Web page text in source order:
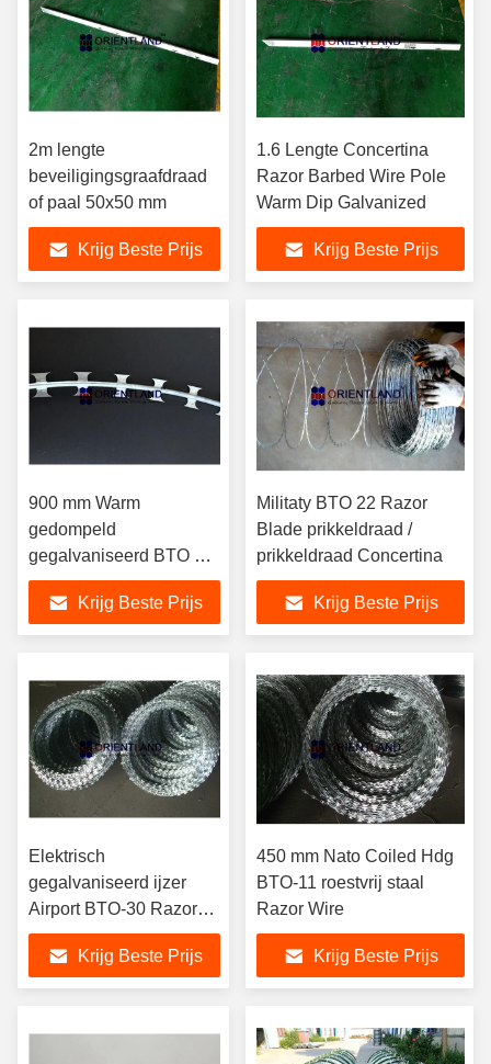
2m lengte
beveiligingsgraafdraad
of paal 50x50 mm
Krijg Beste Prijs
1.6 Lengte Concertina
Razor Barbed Wire Pole
Warm Dip Galvanized
Krijg Beste Prijs
900 mm Warm
gedompeld
gegalvaniseerd BTO 10
Security Razor Wire 14-
16m
Krijg Beste Prijs
Militaty BTO 22 Razor
Blade prikkeldraad /
prikkeldraad Concertina
Krijg Beste Prijs
Elektrisch
gegalvaniseerd ijzer
Airport BTO-30 Razor
Barbed Wire
Krijg Beste Prijs
450 mm Nato Coiled Hdg
BTO-11 roestvrij staal
Razor Wire
Krijg Beste Prijs